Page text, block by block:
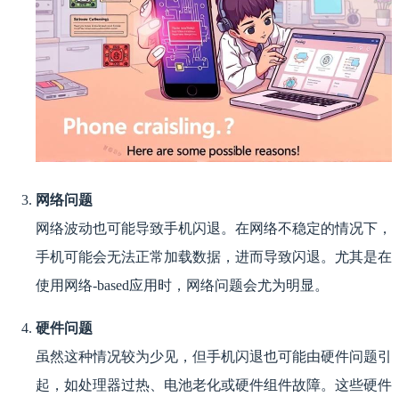
网络问题
网络波动也可能导致手机闪退。在网络不稳定的情况下，
手机可能会无法正常加载数据，进而导致闪退。尤其是在
使用网络-based应用时，网络问题会尤为明显。
硬件问题
虽然这种情况较为少见，但手机闪退也可能由硬件问题引
起，如处理器过热、电池老化或硬件组件故障。这些硬件